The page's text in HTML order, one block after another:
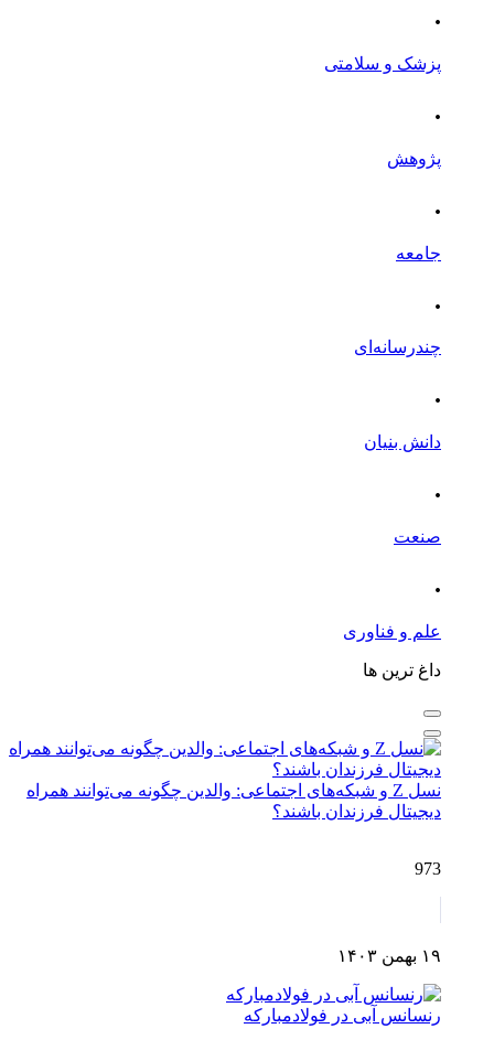
.
پزشک و سلامتی
.
پژوهش
.
جامعه
.
چندرسانه‌ای
.
دانش بنیان
.
صنعت
.
علم و فناوری
داغ ترین ها
نسل Z و شبکه‌های اجتماعی: والدین چگونه می‌توانند همراه
دیجیتال فرزندان باشند؟
973
۱۹ بهمن ۱۴۰۳
رنسانس آبی در فولادمبارکه